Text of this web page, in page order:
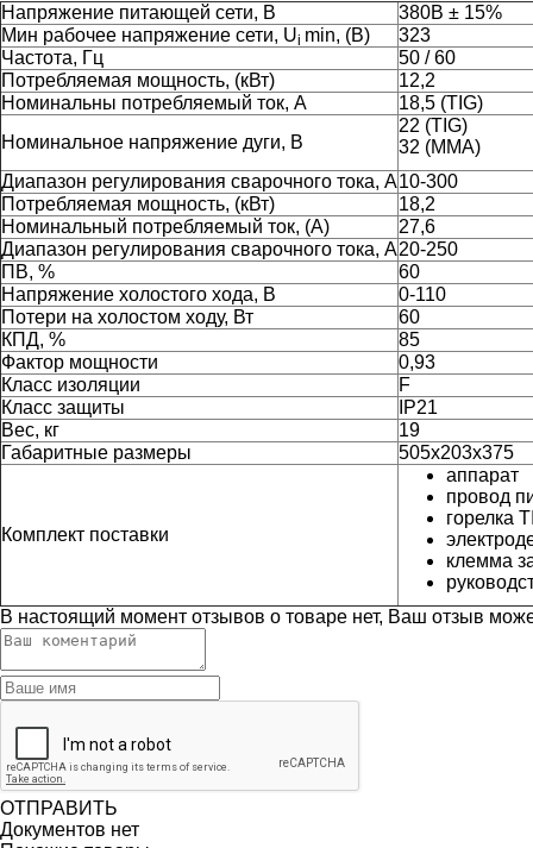
Напряжение питающей сети, В
380В ± 15%
Мин рабочее напряжение сети, Ui min, (В)
323
Частота, Гц
50 / 60
Потребляемая мощность, (кВт)
12,2
Номинальны потребляемый ток, А
18,5 (TIG)
Номинальное напряжение дуги, В
22 (TIG)
32 (MMA)
Диапазон регулирования сварочного тока, А10-300
Потребляемая мощность, (кВт)
18,2
Номинальный потребляемый ток, (А)
27,6
Диапазон регулирования сварочного тока, А20-250
ПВ, %
60
Напряжение холостого хода, В
0-110
Потери на холостом ходу, Вт
60
КПД, %
85
Фактор мощности
0,93
Класс изоляции
F
Класс защиты
IP21
Вес, кг
19
Габаритные размеры
505x203x375
Комплект поставки
аппарат
провод
горелка
клемма
В настоящий момент отзывов о товаре нет, Ваш отзыв
ОТПРАВИТЬ
Документов нет